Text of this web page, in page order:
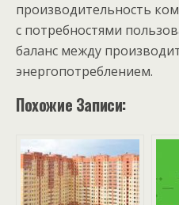
производительность
с потребностями
баланс между
энергопотреблением.
Похожие Записи: